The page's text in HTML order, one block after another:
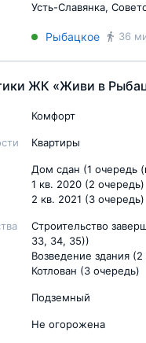
Усть-Славянка,
Рыбацкое 36
ЖК «Живи в
Комфорт
Квартиры
Дом сдан (1 очередь
1 кв. 2020 (2 очередь)
2 кв. 2021 (3 очередь)
Строительство
33, 34, 35))
Возведение здания
Котлован (3 очередь)
Подземный
Не огорожена